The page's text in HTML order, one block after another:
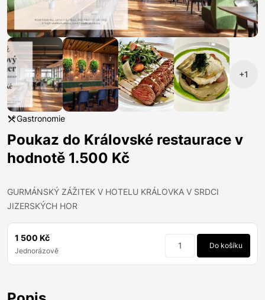
+1
Gastronomie
Poukaz do Královské restaurace v
hodnotě 1.500 Kč
GURMÁNSKÝ ZÁŽITEK V HOTELU KRÁLOVKA V SRDCI
JIZERSKÝCH HOR
1 500 Kč
Jednorázově
Do košíku